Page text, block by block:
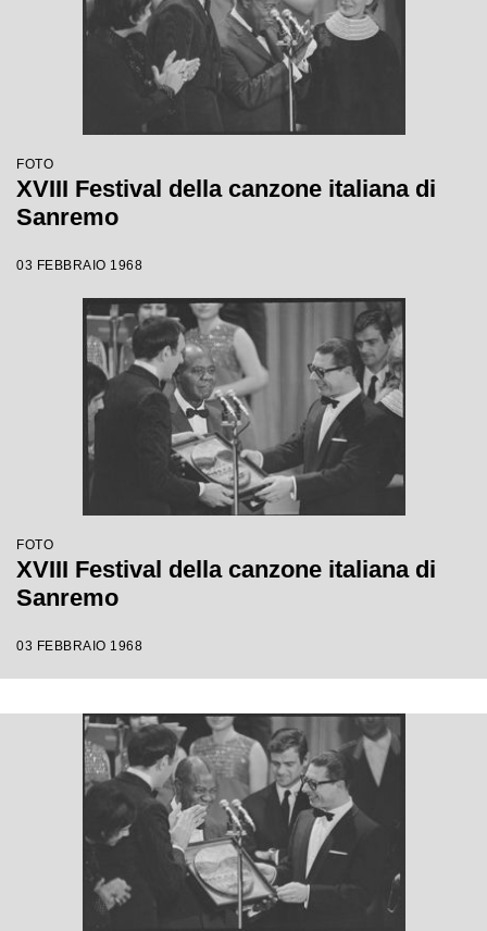
FOTO
XVIII Festival della canzone italiana di
Sanremo
03 FEBBRAIO 1968
FOTO
XVIII Festival della canzone italiana di
Sanremo
03 FEBBRAIO 1968